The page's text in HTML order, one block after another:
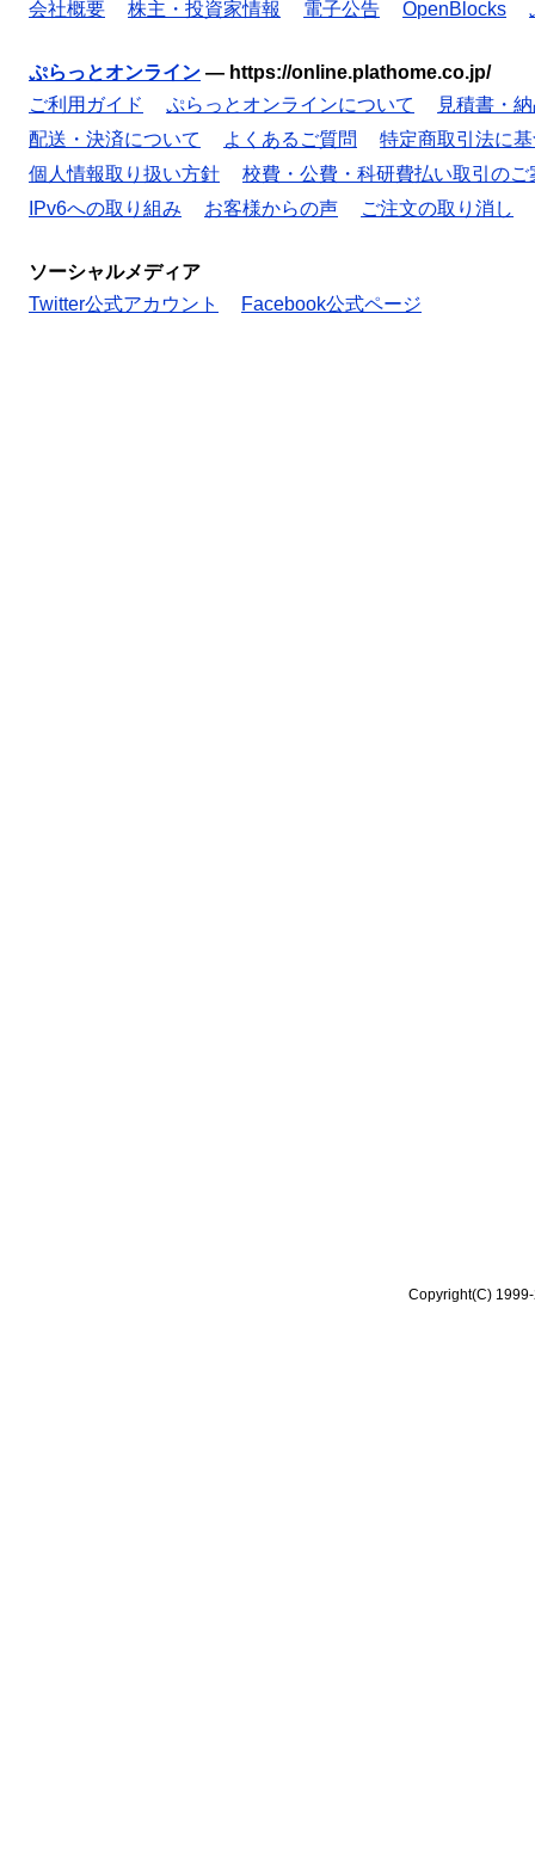
会社概要 株主・投資家情報 電子公告 OpenBlocks
ぷらっとオンライン — https://online.plathome.co.jp/
ご利用ガイド
ぷらっとオンラインについて
見積書・
配送・決済について
よくあるご質問
特定商取引法に
個人情報取り扱い方針
校費・公費・科研費払い取引のご
IPv6への取り組み
お客様からの声 ご注文の取り消し
ソーシャルメディア
Twitter公式アカウント
Facebook公式ページ
Copyright(C)